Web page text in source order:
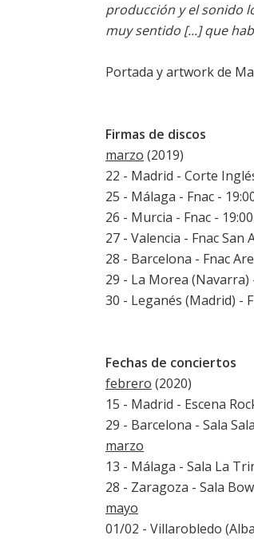
producción y el sonido
muy sentido [...] que
Portada y artwork de
Firmas de discos
marzo (2019)
22 - Madrid - Corte
25 - Málaga - Fnac -
26 - Murcia - Fnac - 19:00
27 - Valencia - Fnac San
28 - Barcelona - Fnac
29 - La Morea (Navarra)
30 - Leganés (Madrid) -
Fechas de conciertos
febrero (2020)
15 - Madrid - Escena
29 - Barcelona - Sala
marzo
13 - Málaga - Sala La
28 - Zaragoza - Sala
mayo
01/02 - Villarobledo